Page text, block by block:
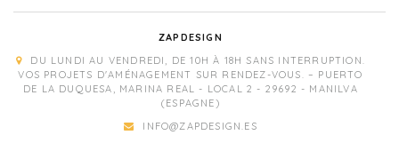
ZAPDESIGN
DU LUNDI AU VENDREDI, DE 10H À 18H SANS INTERRUPTION.
VOS PROJETS D'AMÉNAGEMENT SUR RENDEZ-VOUS. – PUERTO
DE LA DUQUESA, MARINA REAL - LOCAL 2 - 29692 - MANILVA
(ESPAGNE)
INFO@ZAPDESIGN.ES